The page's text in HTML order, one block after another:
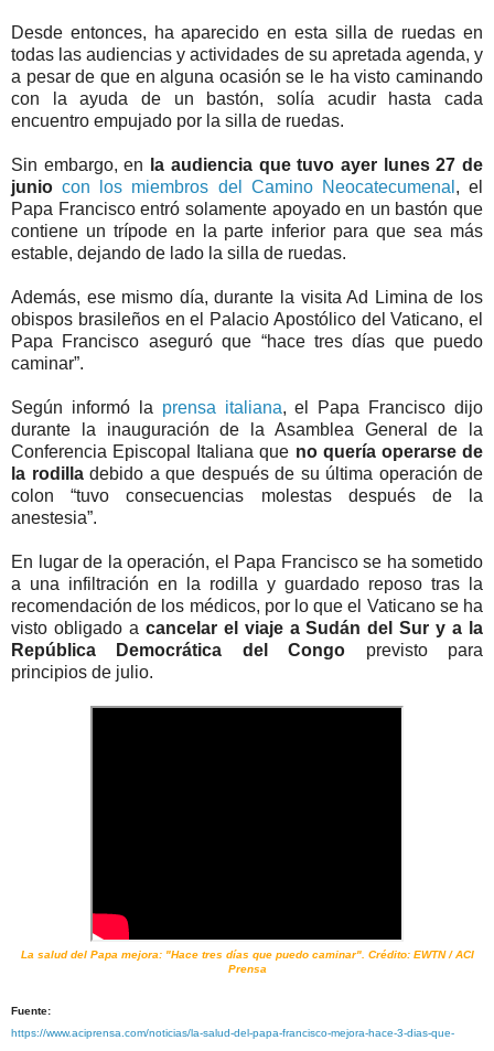
Desde entonces, ha aparecido en esta silla de ruedas en
todas las audiencias y actividades de su apretada agenda, y
a pesar de que en alguna ocasión se le ha visto caminando
con la ayuda de un bastón, solía acudir hasta cada
encuentro empujado por la silla de ruedas.
Sin embargo, en
la audiencia que tuvo ayer lunes 27 de
junio con los miembros del Camino Neocatecumenal , el
Papa Francisco entró solamente apoyado en un bastón que
contiene un trípode en la parte inferior para que sea más
estable, dejando de lado la silla de ruedas.
Además, ese mismo día, durante la visita Ad Limina de los
obispos brasileños en el Palacio Apostólico del Vaticano, el
Papa Francisco aseguró que “hace tres días que puedo
caminar”.
Según informó la prensa italiana, el Papa Francisco dijo
durante la inauguración de la Asamblea General de la
Conferencia Episcopal Italiana que no quería operarse de
la rodilladebido a que después de su última operación de
colon “tuvo consecuencias molestas después de la
anestesia”.
En lugar de la operación, el Papa Francisco se ha sometido
a una infiltración en la rodilla y guardado reposo tras la
recomendación de los médicos, por lo que el Vaticano se ha
visto obligado a cancelar el viaje a Sudán del Sur y a la
República Democrática del Congo previsto para
principios de julio.
La salud del Papa mejora: "Hace tres días que puedo caminar". Crédito: EWTN / ACI
Prensa
Fuente:
https://www.aciprensa.com/noticias/la-salud-del-papa-francisco-mejora-hace-3-dias-que-